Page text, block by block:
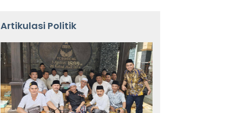
Artikulasi Politik